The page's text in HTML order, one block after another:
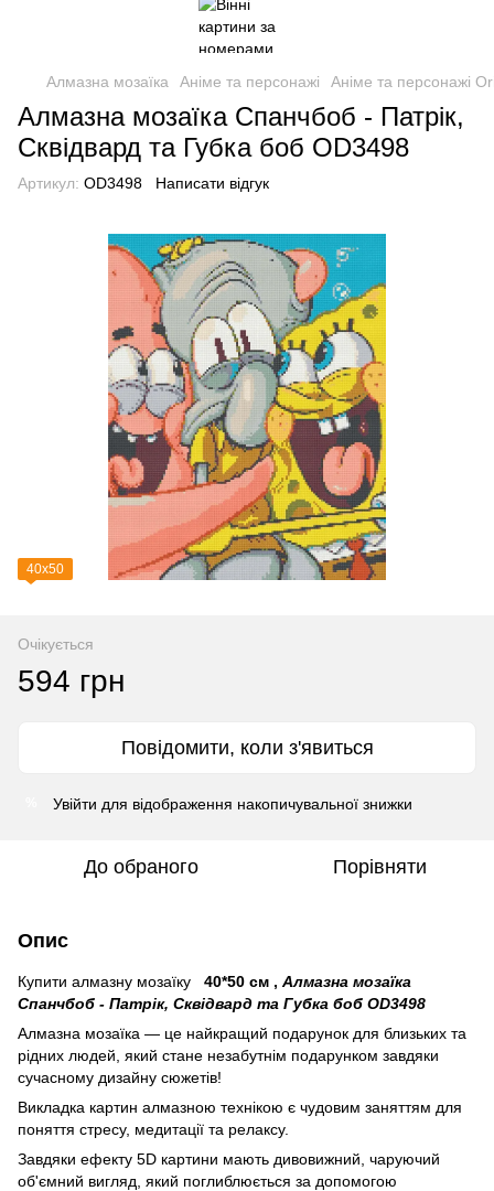
Алмазна мозаїка Аніме та персонажі Аніме та персонажі
Алмазна мозаїка Спанчбоб - Патрік,
Сквідвард та Губка боб OD3498
Артикул: OD3498 Написати відгук
40х50
Очікується
594 грн
Повідомити, коли з'явиться
Увійти для відображення накопичувальної знижки
До обраного Порівняти
Опис
Купити алмазну мозаїку 40*50 см , Алмазна мозаїка
Спанчбоб - Патрік, Сквідвард та Губка боб OD3498
Алмазна мозаїка — це найкращий подарунок для близьких та
рідних людей, який стане незабутнім подарунком завдяки
сучасному дизайну сюжетів!
Викладка картин алмазною технікою є чудовим заняттям для
поняття стресу, медитації та релаксу.
Завдяки ефекту 5D картини мають дивовижний, чаруючий
об'ємний вигляд, який поглиблюється за допомогою